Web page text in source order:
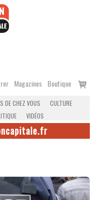
Magazines Boutique
Voir
DE CHEZ VOUS
CULTURE
VIDÉOS